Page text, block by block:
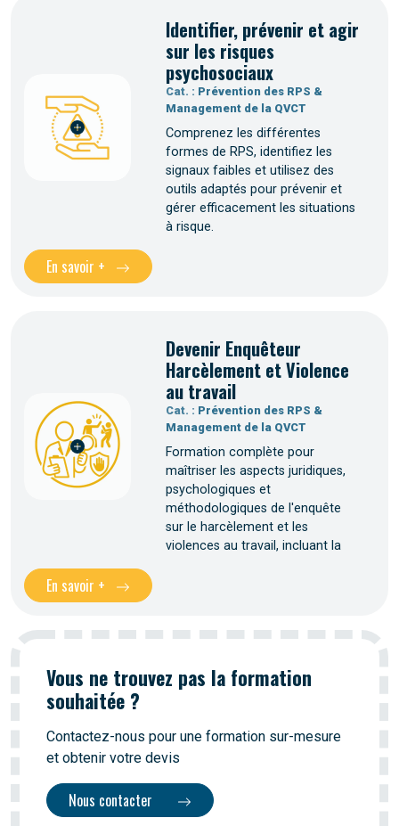
Identifier, prévenir et agir
sur les risques
psychosociaux
Cat. : Prévention des RPS &
Management de la QVCT
Comprenez les différentes
formes de RPS, identifiez les
signaux faibles et utilisez des
outils adaptés pour prévenir et
gérer efficacement les situations
à risque.
En savoir +
Devenir Enquêteur
Harcèlement et Violence
au travail
Cat. : Prévention des RPS &
Management de la QVCT
Formation complète pour
maîtriser les aspects juridiques,
psychologiques et
méthodologiques de l'enquête
sur le harcèlement et les
violences au travail, incluant la
En savoir +
Vous ne trouvez pas la formation
souhaitée ?
Contactez-nous pour une formation sur-mesure
et obtenir votre devis
Nous contacter